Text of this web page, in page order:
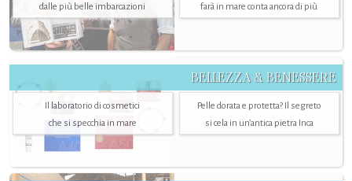
dalle più belle imbarcazioni
farà in mare conta ancora di più
BELLEZZA & BENESSERE
Il laboratorio di cosmetici
che si specchia in mare
Pelle dorata e protetta? Il segreto
si cela in un’antica pietra Inca